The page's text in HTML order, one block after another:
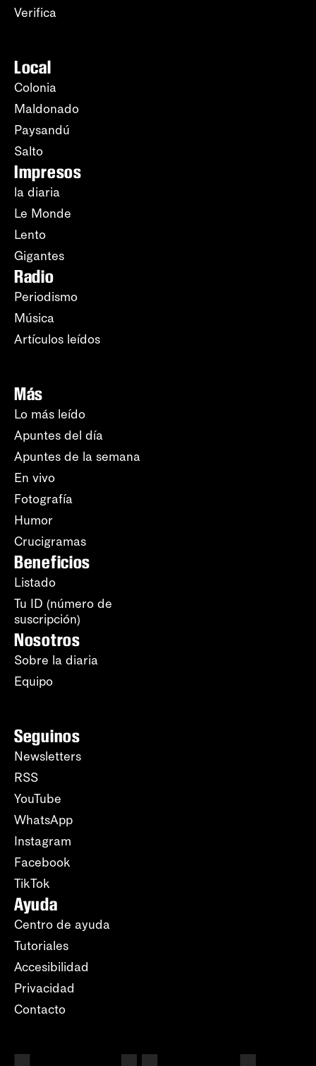
Verifica
Local
Colonia
Maldonado
Paysandú
Salto
Impresos
la diaria
Le Monde
Lento
Gigantes
Radio
Periodismo
Música
Artículos leídos
Más
Lo más leído
Apuntes del día
Apuntes de la semana
En vivo
Fotografía
Humor
Crucigramas
Beneficios
Listado
Tu ID (número de
suscripción)
Nosotros
Sobre la diaria
Equipo
Seguinos
Newsletters
RSS
YouTube
WhatsApp
Instagram
Facebook
TikTok
Ayuda
Centro de ayuda
Tutoriales
Accesibilidad
Privacidad
Contacto